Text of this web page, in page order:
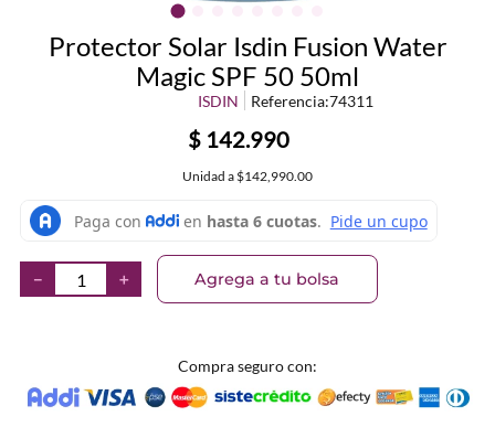
Protector Solar Isdin Fusion Water
Magic SPF 50 50ml
ISDIN Referencia:74311
$ 142.990
Unidad a $142,990.00
＋
－ Agrega a tu bolsa
Compra seguro con: